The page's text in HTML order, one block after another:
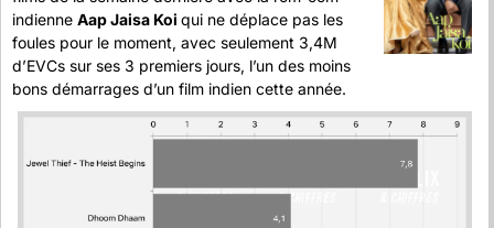
indienne Aap Jaisa Koi qui ne déplace pas les
foules pour le moment, avec seulement 3,4M
d’EVCs sur ses 3 premiers jours, l’un des moins
bons démarrages d’un film indien cette année.